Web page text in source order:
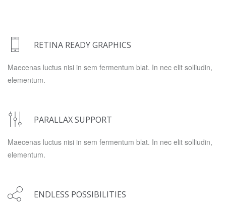
RETINA READY GRAPHICS
Maecenas luctus nisi in sem fermentum blat. In nec elit solliudin,
elementum.
PARALLAX SUPPORT
Maecenas luctus nisi in sem fermentum blat. In nec elit solliudin,
elementum.
ENDLESS POSSIBILITIES